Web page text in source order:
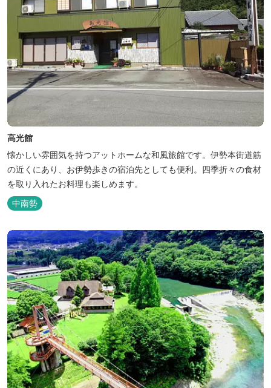
高光館
懐かしい雰囲気を持つアットホームな和風旅館です。伊勢本街道筋
の近くにあり、お伊勢歩きの宿泊先としても便利。四季折々の食材
を取り入れたお料理も楽しめます。
中南勢